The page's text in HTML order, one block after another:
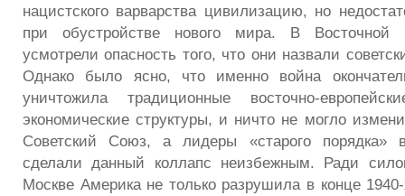
нацистского варварства цивилизацию, но
при обустройстве нового мира. В Восточной
усмотрели опасность того, что они назвали
Однако было ясно, что именно война
уничтожила традиционные восточно-
экономические структуры, и ничто не могло
Советский Союз, а лидеры «старого порядка»
сделали данный коллапс неизбежным. Ради
Москве Америка не только разрушила в конце